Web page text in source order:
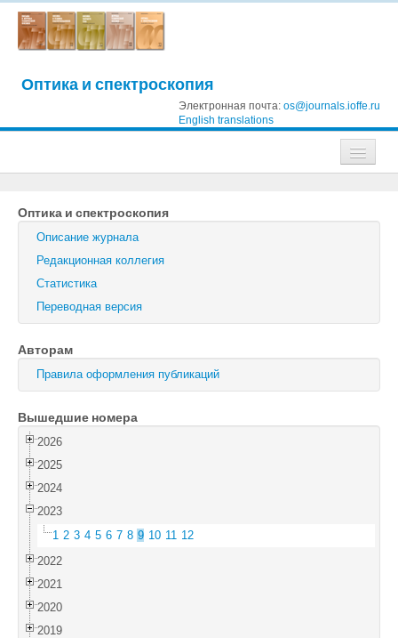
Оптика и спектроскопия
Электронная почта: os@journals.ioffe.ru
English translations
Журнал технической физики
Письма в Журнал технической физики
Физика твердого тела
Физика и техника полупроводников
Оптика и спектроскопия
Поиск
Войти
Оптика и спектроскопия
Описание журнала
Редакционная коллегия
Статистика
Переводная версия
Авторам
Правила оформления публикаций
Вышедшие номера
2026
2025
2024
2023
1 2 3 4 5 6 7 8 9 10 11 12
2022
2021
2020
2019